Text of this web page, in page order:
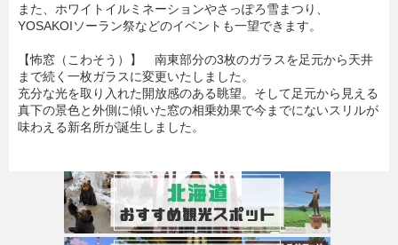
また、ホワイトイルミネーションやさっぽろ雪まつり、
YOSAKOIソーラン祭などのイベントも一望できます。
【怖窓（こわそう）】 南東部分の3枚のガラスを足元から天井
まで続く一枚ガラスに変更いたしました。
充分な光を取り入れた開放感のある眺望。そして足元から見える
真下の景色と外側に傾いた窓の相乗効果で今までにないスリルが
味わえる新名所が誕生しました。